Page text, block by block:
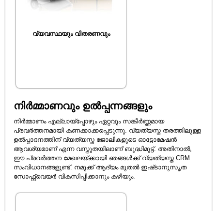
വ്യവസ്ഥയും വിതരണവും
നിർമ്മാണവും ഉൽപ്പന്നങ്ങളും
നിർമ്മാണം എല്ലായ്പ്പോഴും ഏറ്റവും സങ്കീർണ്ണമായ
പ്രവർത്തനമായി കണക്കാക്കപ്പെടുന്നു. വ്യത്യസ്ത തരത്തിലുള്ള
ഉൽപ്പാദനത്തിന് വ്യത്യസ്ത ജോലികളുടെ ഓട്ടോമേഷൻ
ആവശ്യമാണ് എന്ന വസ്തുതയിലാണ് ബുദ്ധിമുട്ട്. അതിനാൽ,
ഈ പ്രവർത്തന മേഖലയ്ക്കായി ഞങ്ങൾക്ക് വ്യത്യസ്ത CRM
സംവിധാനങ്ങളുണ്ട്. നമുക്ക് ആദ്യം മുതൽ ഇഷ്‌ടാനുസൃത
സോഫ്റ്റ്‌വെയർ വികസിപ്പിക്കാനും കഴിയും.